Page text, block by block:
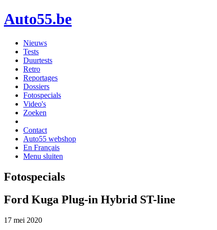
Auto55.be
Nieuws
Tests
Duurtests
Retro
Reportages
Dossiers
Fotospecials
Video's
Zoeken
Contact
Auto55 webshop
En Français
Menu sluiten
Fotospecials
Ford Kuga Plug-in Hybrid ST-line
17 mei 2020